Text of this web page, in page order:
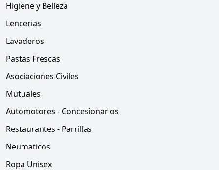
Higiene y Belleza
Lencerias
Lavaderos
Pastas Frescas
Asociaciones Civiles
Mutuales
Automotores - Concesionarios
Restaurantes - Parrillas
Neumaticos
Ropa Unisex